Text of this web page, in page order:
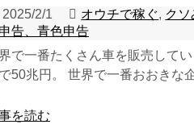
2025/2/1 オウチで稼ぐ, ク
告、青色申告
で一番たくさん車を販売して
50兆円。 世界で一番おおきな
を読む